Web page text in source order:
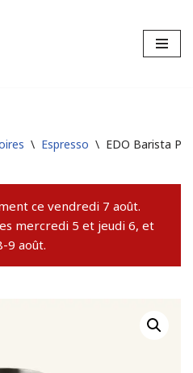
\ Espresso \ EDO Barista
ce vendredi 7 août.
mercredi 5 et jeudi 6, et
9 août.